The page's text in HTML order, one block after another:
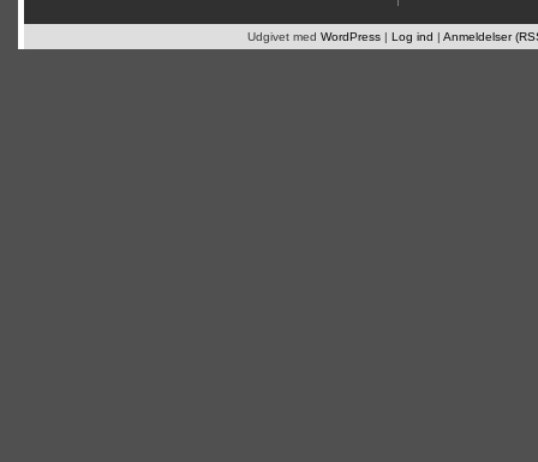
Udgivet med WordPress | Log ind | Anmeldelser